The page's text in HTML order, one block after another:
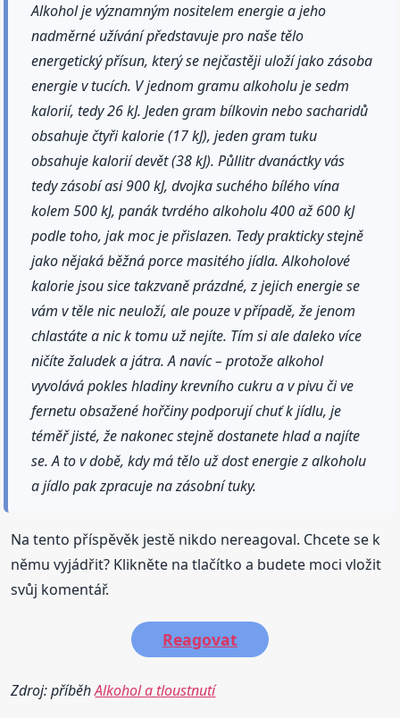
Alkohol je významným nositelem energie a jeho
nadměrné užívání představuje pro naše tělo
energetický přísun, který se nejčastěji uloží jako zásoba
energie v tucích. V jednom gramu alkoholu je sedm
kalorií, tedy 26 kJ. Jeden gram bílkovin nebo sacharidů
obsahuje čtyři kalorie (17 kJ), jeden gram tuku
obsahuje kalorií devět (38 kJ). Půllitr dvanáctky vás
tedy zásobí asi 900 kJ, dvojka suchého bílého vína
kolem 500 kJ, panák tvrdého alkoholu 400 až 600 kJ
podle toho, jak moc je přislazen. Tedy prakticky stejně
jako nějaká běžná porce masitého jídla. Alkoholové
kalorie jsou sice takzvaně prázdné, z jejich energie se
vám v těle nic neuloží, ale pouze v případě, že jenom
chlastáte a nic k tomu už nejíte. Tím si ale daleko více
ničíte žaludek a játra. A navíc – protože alkohol
vyvolává pokles hladiny krevního cukru a v pivu či ve
fernetu obsažené hořčiny podporují chuť k jídlu, je
téměř jisté, že nakonec stejně dostanete hlad a najíte
se. A to v době, kdy má tělo už dost energie z alkoholu
a jídlo pak zpracuje na zásobní tuky.
Na tento příspěvěk jestě nikdo nereagoval. Chcete se k
němu vyjádřit? Klikněte na tlačítko a budete moci vložit
svůj komentář.
Reagovat
Zdroj: příběhAlkohol a tloustnutí